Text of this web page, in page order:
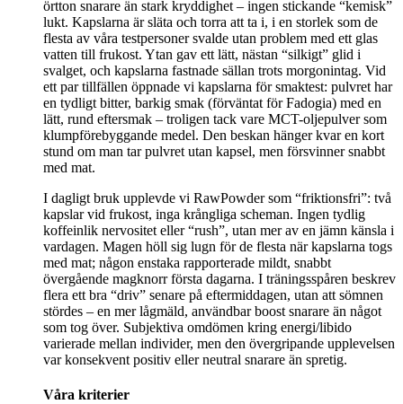
örtton snarare än stark kryddighet – ingen stickande “kemisk”
lukt. Kapslarna är släta och torra att ta i, i en storlek som de
flesta av våra testpersoner svalde utan problem med ett glas
vatten till frukost. Ytan gav ett lätt, nästan “silkigt” glid i
svalget, och kapslarna fastnade sällan trots morgonintag. Vid
ett par tillfällen öppnade vi kapslarna för smaktest: pulvret har
en tydligt bitter, barkig smak (förväntat för Fadogia) med en
lätt, rund eftersmak – troligen tack vare MCT-oljepulver som
klumpförebyggande medel. Den beskan hänger kvar en kort
stund om man tar pulvret utan kapsel, men försvinner snabbt
med mat.
I dagligt bruk upplevde vi RawPowder som “friktionsfri”: två
kapslar vid frukost, inga krångliga scheman. Ingen tydlig
koffeinlik nervositet eller “rush”, utan mer av en jämn känsla i
vardagen. Magen höll sig lugn för de flesta när kapslarna togs
med mat; någon enstaka rapporterade mildt, snabbt
övergående magknorr första dagarna. I träningsspåren beskrev
flera ett bra “driv” senare på eftermiddagen, utan att sömnen
stördes – en mer lågmäld, användbar boost snarare än något
som tog över. Subjektiva omdömen kring energi/libido
varierade mellan individer, men den övergripande upplevelsen
var konsekvent positiv eller neutral snarare än spretig.
Våra kriterier